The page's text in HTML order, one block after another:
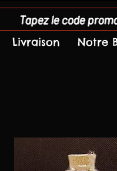
Tapez le code
Livraison Notre